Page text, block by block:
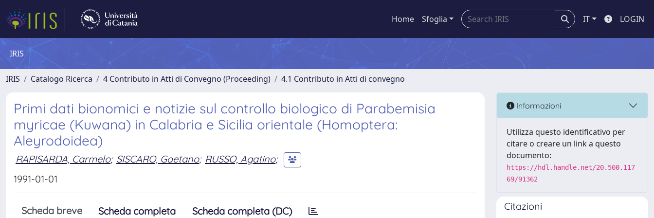
Home Sfoglia IT LOGIN
IRIS
IRIS Catalogo Ricerca 4 Contributo in Atti di Convegno (Proceeding) 4.1 Contributo in Atti di convegno
Primi dati bionomici e notizie sul controllo biologico di Parabemisia
myricae (Kuwana) in Calabria e Sicilia orientale (Homoptera:
Aleyrodoidea)
RAPISARDA, Carmelo; SISCARO, Gaetano; RUSSO, Agatino;
1991-01-01
Scheda breve Scheda completa Scheda completa (DC)
Informazioni
Utilizza questo identificativo per
citare o creare un link a questo
documento:
https://hdl.handle.net/20.500.117
69/91362
Citazioni